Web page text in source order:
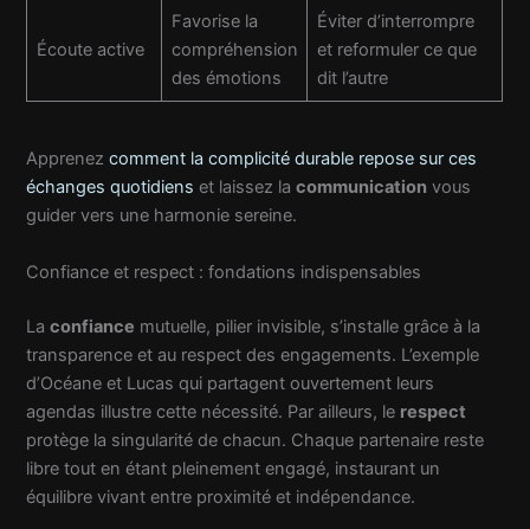
Écoute active
Favorise la
compréhension
des émotions
Éviter d’interrompre
et reformuler ce que
dit l’autre
Apprenezcomment la complicité durable repose sur ces
échanges quotidiens et laissez lacommunication vous
guider vers une harmonie sereine.
Confiance et respect : fondations indispensables
Laconfiance mutuelle, pilier invisible, s’installe grâce à la
transparence et au respect des engagements. L’exemple
d’Océane et Lucas qui partagent ouvertement leurs
agendas illustre cette nécessité. Par ailleurs, le respect
protège la singularité de chacun. Chaque partenaire reste
libre tout en étant pleinement engagé, instaurant un
équilibre vivant entre proximité et indépendance.